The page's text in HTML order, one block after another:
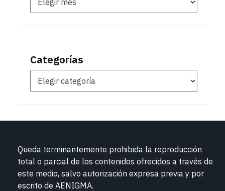
Categorías
Queda terminantemente prohibida la reproducción
total o parcial de los contenidos ofrecidos a través de
este medio, salvo autorización expresa previa y por
escrito de AENIGMA.